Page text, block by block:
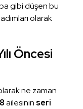
gibi düşen bu
olarak
Öncesi
ne zaman
ailesinin seri